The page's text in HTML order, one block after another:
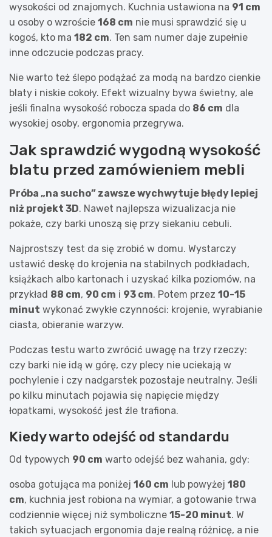
wysokości od znajomych. Kuchnia ustawiona na 91 cm
u osoby o wzroście 168 cm nie musi sprawdzić się u
kogoś, kto ma 182 cm. Ten sam numer daje zupełnie
inne odczucie podczas pracy.
Nie warto też ślepo podążać za modą na bardzo cienkie
blaty i niskie cokoły. Efekt wizualny bywa świetny, ale
jeśli finalna wysokość robocza spada do 86 cm dla
wysokiej osoby, ergonomia przegrywa.
Jak sprawdzić wygodną wysokość
blatu przed zamówieniem mebli
Próba „na sucho” zawsze wychwytuje błędy lepiej
niż projekt 3D. Nawet najlepsza wizualizacja nie
pokaże, czy barki unoszą się przy siekaniu cebuli.
Najprostszy test da się zrobić w domu. Wystarczy
ustawić deskę do krojenia na stabilnych podkładach,
książkach albo kartonach i uzyskać kilka poziomów, na
przykład 88 cm, 90 cm i 93 cm. Potem przez 10-15
minut wykonać zwykłe czynności: krojenie, wyrabianie
ciasta, obieranie warzyw.
Podczas testu warto zwrócić uwagę na trzy rzeczy:
czy barki nie idą w górę, czy plecy nie uciekają w
pochylenie i czy nadgarstek pozostaje neutralny. Jeśli
po kilku minutach pojawia się napięcie między
łopatkami, wysokość jest źle trafiona.
Kiedy warto odejść od standardu
Od typowych 90 cm warto odejść bez wahania, gdy:
osoba gotująca ma poniżej 160 cm lub powyżej 180
cm, kuchnia jest robiona na wymiar, a gotowanie trwa
codziennie więcej niż symboliczne 15-20 minut. W
takich sytuacjach ergonomia daje realną różnicę, a nie